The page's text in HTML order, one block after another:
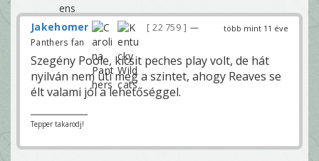
több mint 11 éve
Jakehomer 22 759
—
Panthers fan
Szegény Poole, kicsit peches play volt, de hát
nyilván nem üti meg a szintet, ahogy Reaves se
élt valami jól a lehetőséggel.
Tepper takarodj!